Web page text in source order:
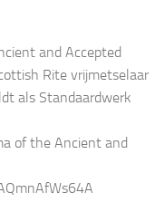
and Accepted
Rite vrijmetselaar
als Standaardwerk
of the Ancient and